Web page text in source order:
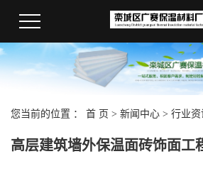
您当前的位置 ： 首 页 > 新闻中心 > 行业资
高层建筑墙外保温面砖饰面工